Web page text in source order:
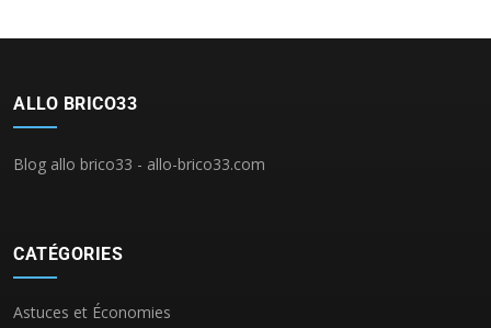
ALLO BRICO33
Blog allo brico33 - allo-brico33.com
CATÉGORIES
Astuces et Économies